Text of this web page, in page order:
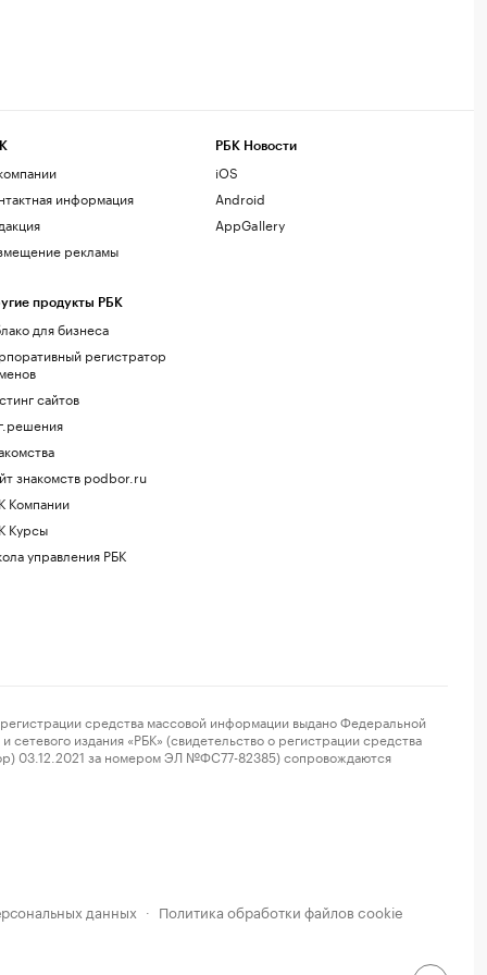
информация
рекламы
продукты РБК
для бизнеса
регистратор
сайтов
знакомств podbor.ru
Компании
Курсы
управления РБК
РБК Новости
iOS
Android
AppGallery
средства массовой информации выдано Федеральной
издания «РБК» (свидетельство о регистрации средства
03.12.2021 за номером ЭЛ №ФС77-82385) сопровождаются
данных · Политика обработки файлов cookie